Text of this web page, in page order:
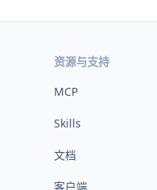
资源与支持
MCP
Skills
文档
客户端